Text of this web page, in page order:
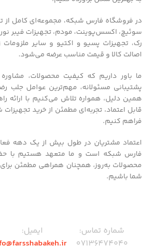
در فروشگاه فارس شبکه، مجموعه‌ای کامل از
سوئیچ، اکسس‌پوینت، مودم، تجهیزات فیبر
رک، تجهیزات پسیو و اکتیو و سایر
اصالت کالا و قیمت مناسب عرضه می‌شود.
ما باور داریم که کیفیت محصولات،
پشتیبانی مسئولانه، مهم‌ترین عوامل جلب
همین دلیل، همواره تلاش می‌کنیم با ارائه
قابل اعتماد، تجربه‌ای مطمئن از خرید
فراهم کنیم.
اعتماد مشتریان در طول بیش از یک دهه
فارس شبکه است و ما متعهد هستیم با
محصولات به‌روز، همچنان همراهی مطمئن
شما باشیم.
شماره تماس:
ایمیل: